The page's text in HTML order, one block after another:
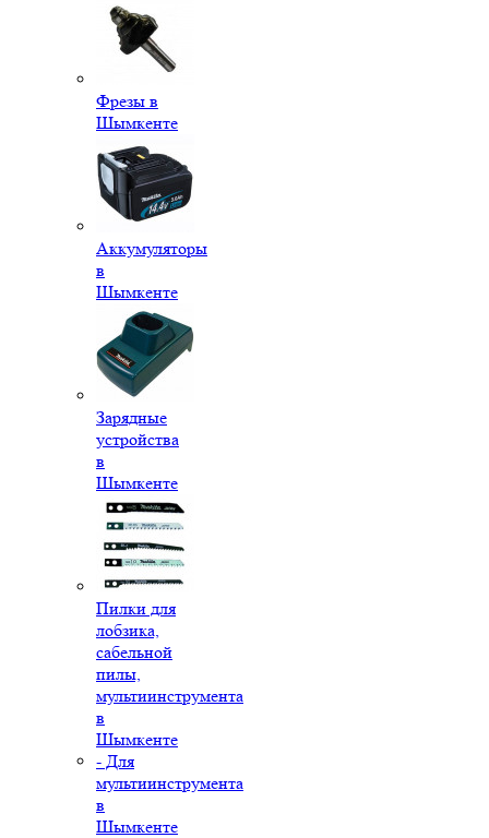
Фрезы в
Шымкенте
Аккумуляторы
в
Шымкенте
Зарядные
устройства
в
Шымкенте
Пилки для
лобзика,
сабельной
пилы,
мультиинструмента
в
Шымкенте
- Для
мультиинструмента
в
Шымкенте